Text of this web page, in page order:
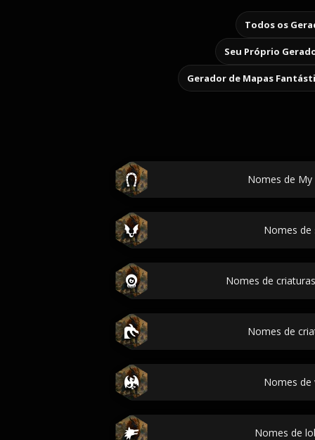
Todos os
Seu Próprio
Gerador de Mapas
Nomes de
Nomes de
Nomes de
Nomes de
Nomes de
Nomes de